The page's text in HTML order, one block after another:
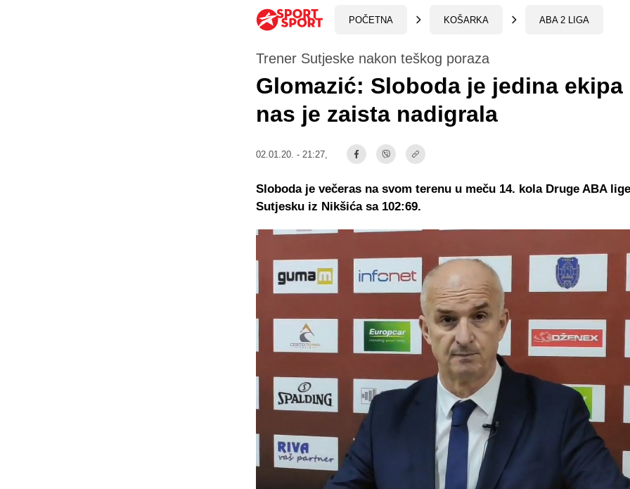
POČETNA KOŠARKA ABA 2 LIGA
Trener Sutjeske nakon teškog poraza
Glomazić: Sloboda je jedina ekipa
nas je zaista nadigrala
02.01.20. - 21:27,
Sloboda je večeras na svom terenu u meču 14. kola Druge ABA
Sutjesku iz Nikšića sa 102:69.